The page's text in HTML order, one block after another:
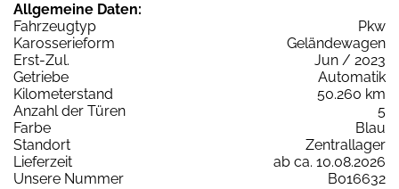
Allgemeine Daten:
Fahrzeugtyp
Pkw
Karosserieform
Geländewagen
Erst-Zul.
Jun / 2023
Getriebe
Automatik
Kilometerstand
50.260 km
Anzahl der Türen
5
Farbe
Blau
Standort
Zentrallager
Lieferzeit
ab ca. 10.08.2026
Unsere Nummer
B016632